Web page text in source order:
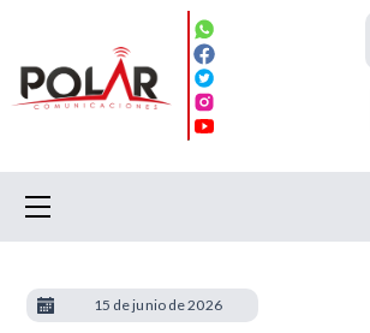
15 de junio de 2026